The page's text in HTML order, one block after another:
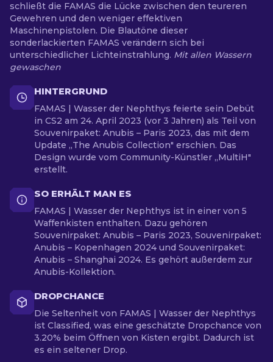
schließt die FAMAS die Lücke zwischen den teureren
Gewehren und den weniger effektiven
Maschinenpistolen. Die Blautöne dieser
sonderlackierten FAMAS verändern sich bei
unterschiedlicher Lichteinstrahlung. Mit allen Wassern
gewaschen
HINTERGRUND
FAMAS | Wasser der Nephthys feierte sein Debüt
in CS2 am 24. April 2023 (vor 3 Jahren) als Teil von
Souvenirpaket: Anubis – Paris 2023, das mit dem
Update „The Anubis Collection" erschien. Das
Design wurde vom Community-Künstler „MultiH"
erstellt.
SO ERHÄLT MAN ES
FAMAS | Wasser der Nephthys ist in einer von 5
Waffenkisten enthalten. Dazu gehören
Souvenirpaket: Anubis – Paris 2023, Souvenirpaket:
Anubis – Kopenhagen 2024 und Souvenirpaket:
Anubis – Shanghai 2024. Es gehört außerdem zur
Anubis-Kollektion.
DROPCHANCE
Die Seltenheit von FAMAS | Wasser der Nephthys
ist Classified, was eine geschätzte Dropchance von
3.20% beim Öffnen von Kisten ergibt. Dadurch ist
es ein seltener Drop.